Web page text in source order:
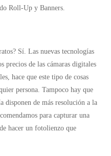
Roll-Up y Banners.
Sí. Las nuevas tecnologías
precios de las cámaras digitales
hace que este tipo de cosas
persona. Tampoco hay que
disponen de más resolución a la
para capturar una
hacer un fotolienzo que